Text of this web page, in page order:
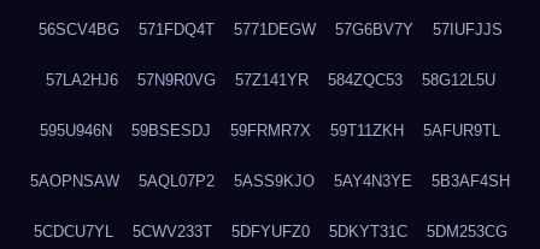
56SCV4BG 571FDQ4T 5771DEGW 57G6BV7Y 57IUFJJS
57LA2HJ6 57N9R0VG 57Z141YR 584ZQC53 58G12L5U
595U946N 59BSESDJ 59FRMR7X 59T11ZKH 5AFUR9TL
5AOPNSAW 5AQL07P2 5ASS9KJO 5AY4N3YE 5B3AF4SH
5CDCU7YL 5CWV233T 5DFYUFZ0 5DKYT31C 5DM253CG